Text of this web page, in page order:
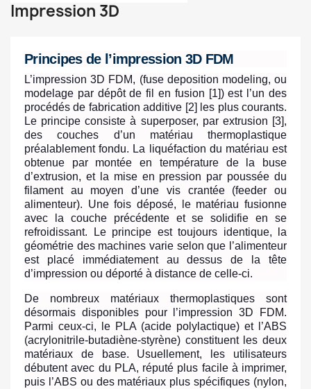
Impression 3D
Principes de l’impression 3D FDM
L’impression 3D FDM, (fuse deposition modeling, ou
modelage par dépôt de fil en fusion [1]) est l’un des
procédés de fabrication additive [2] les plus courants.
Le principe consiste à superposer, par extrusion [3],
des couches d’un matériau thermoplastique
préalablement fondu. La liquéfaction du matériau est
obtenue par montée en température de la buse
d’extrusion, et la mise en pression par poussée du
filament au moyen d’une vis crantée (feeder ou
alimenteur). Une fois déposé, le matériau fusionne
avec la couche précédente et se solidifie en se
refroidissant. Le principe est toujours identique, la
géométrie des machines varie selon que l’alimenteur
est placé immédiatement au dessus de la tête
d’impression ou déporté à distance de celle-ci.
De nombreux matériaux thermoplastiques sont
désormais disponibles pour l’impression 3D FDM.
Parmi ceux-ci, le PLA (acide polylactique) et l’ABS
(acrylonitrile-butadiène-styrène) constituent les deux
matériaux de base. Usuellement, les utilisateurs
débutent avec du PLA, réputé plus facile à imprimer,
puis l’ABS ou des matériaux plus spécifiques (nylon,